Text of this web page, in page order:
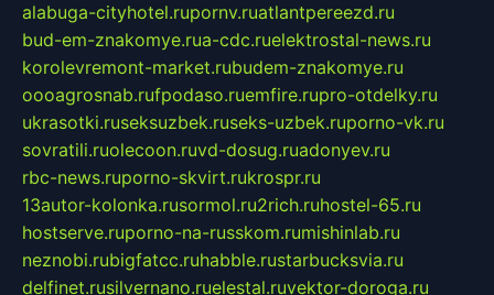
alabuga-cityhotel.rupornv.ruatlantpereezd.ru
bud-em-znakomye.rua-cdc.ruelektrostal-news.ru
korolevremont-market.rubudem-znakomye.ru
oooagrosnab.rufpodaso.ruemfire.rupro-otdelky.ru
ukrasotki.ruseksuzbek.ruseks-uzbek.ruporno-vk.ru
sovratili.ruolecoon.ruvd-dosug.ruadonyev.ru
rbc-news.ruporno-skvirt.rukrospr.ru
13autor-kolonka.rusormol.ru2rich.ruhostel-65.ru
hostserve.ruporno-na-russkom.rumishinlab.ru
neznobi.rubigfatcc.ruhabble.rustarbucksvia.ru
delfinet.rusilvernano.ruelestal.ruvektor-doroga.ru